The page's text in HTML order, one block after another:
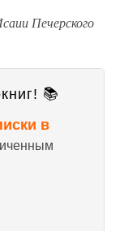
Печерского
📚
в